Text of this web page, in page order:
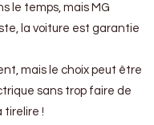
le temps, mais MG
la voiture est garantie
mais le choix peut être
sans trop faire de
tirelire !